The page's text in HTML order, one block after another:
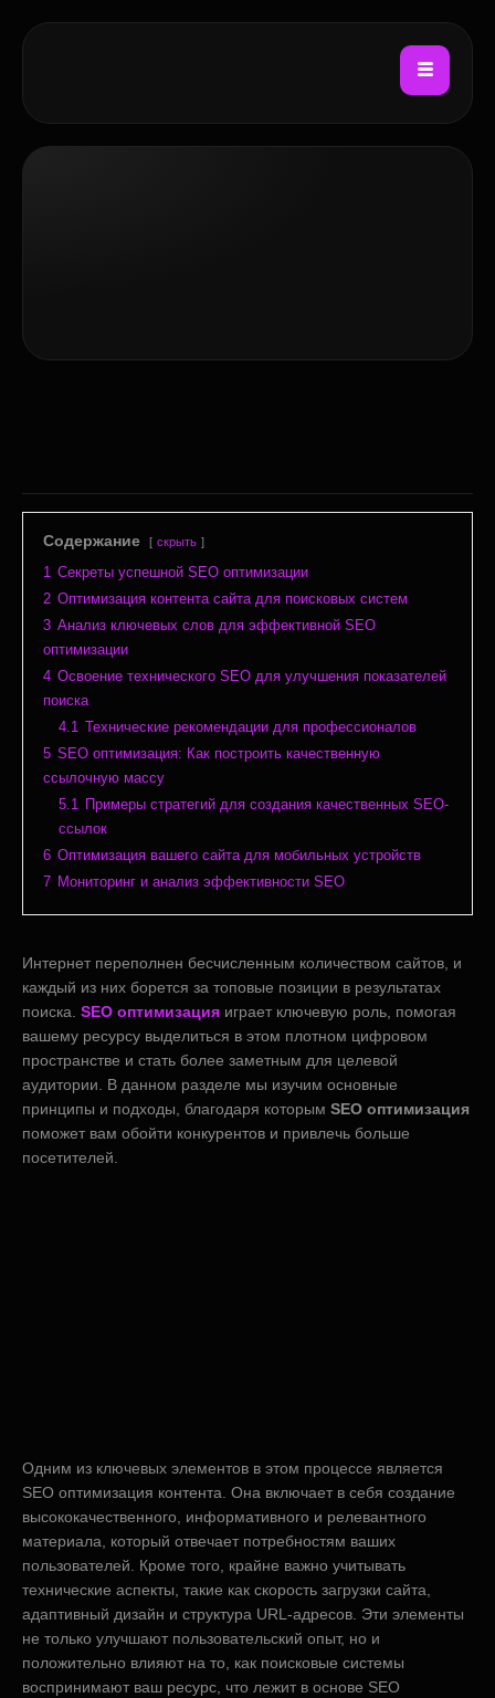
Содержание скрыть
1
Секреты успешной SEO оптимизации
2 Оптимизация контента сайта для поисковых систем
3 Анализ ключевых слов для эффективной SEO
оптимизации
4 Освоение технического SEO для улучшения показателей
поиска
4.1
Технические рекомендации для профессионалов
5 SEO оптимизация: Как построить качественную
ссылочную массу
5.1
Примеры стратегий для создания качественных SEO-
ссылок
6 Оптимизация вашего сайта для мобильных устройств
7 Мониторинг и анализ эффективности SEO
Интернет переполнен бесчисленным количеством сайтов, и
каждый из них борется за топовые позиции в результатах
поиска. SEO оптимизация играет ключевую роль, помогая
вашему ресурсу выделиться в этом плотном цифровом
пространстве и стать более заметным для целевой
аудитории. В данном разделе мы изучим основные
принципы и подходы, благодаря которым SEO оптимизация
поможет вам обойти конкурентов и привлечь больше
посетителей.
Одним из ключевых элементов в этом процессе является
SEO оптимизация контента. Она включает в себя создание
высококачественного, информативного и релевантного
материала, который отвечает потребностям ваших
пользователей. Кроме того, крайне важно учитывать
технические аспекты, такие как скорость загрузки сайта,
адаптивный дизайн и структура URL-адресов. Эти элементы
не только улучшают пользовательский опыт, но и
положительно влияют на то, как поисковые системы
воспринимают ваш ресурс, что лежит в основе SEO